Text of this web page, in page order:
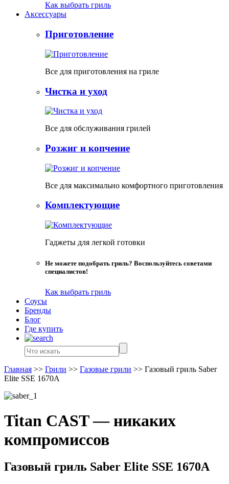
Как выбрать гриль
Аксессуары
Приготовление
Все для приготовления на гриле
Чистка и уход
Все для обслуживания грилей
Розжиг и копчение
Все для максимально комфортного приготовления
Комплектующие
Гаджеты для легкой готовки
Не можете подобрать гриль? Воспользуйтесь советами
специалистов!
Как выбрать гриль
Соусы
Бренды
Блог
Где купить
Главная >> Грили >> Газовые грили >> Газовый гриль Saber
Elite SSE 1670A
Titan CAST — никаких
компромиссов
Газовый гриль Saber Elite SSE 1670A